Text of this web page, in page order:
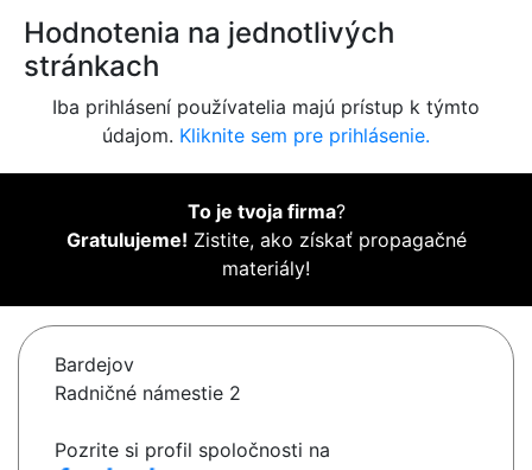
Hodnotenia na jednotlivých
stránkach
Iba prihlásení používatelia majú prístup k týmto
údajom. Kliknite sem pre prihlásenie.
To je tvoja firma?
Gratulujeme! Zistite, ako získať propagačné
materiály!
Bardejov
Radničné námestie 2
Pozrite si profil spoločnosti na